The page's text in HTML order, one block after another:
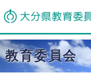
教育委員会